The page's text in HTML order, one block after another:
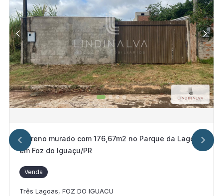
Terreno murado com 176,67m2 no Parque da Lagoa I
em Foz do Iguaçu/PR
Venda
Três Lagoas, FOZ DO IGUACU